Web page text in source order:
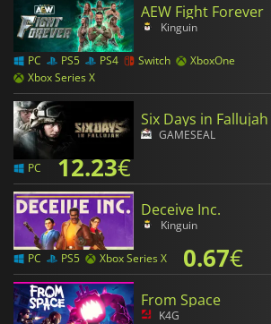
AEW Fight Forever
Kinguin
PC PS5 PS4 Switch
XboxOne
Xbox Series X
Six Days in Fallujah
GAMESEAL
PC 12.23€
Deceive Inc.
Kinguin
PC PS5 Xbox Series X 0.67€
From Space
K4G